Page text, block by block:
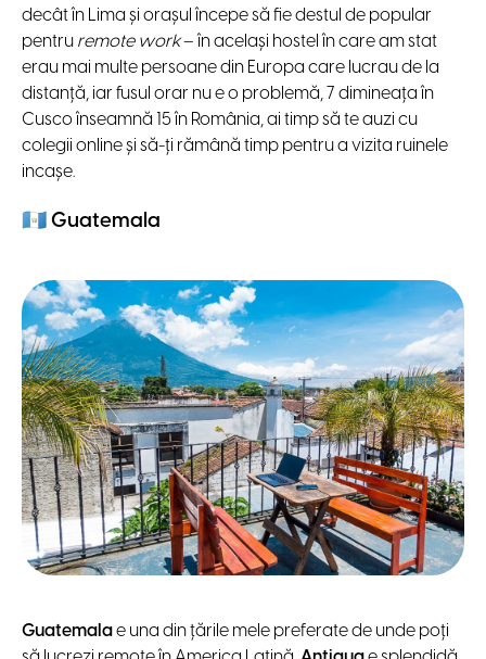
decât în Lima și orașul începe să fie destul de popular
pentru remote work– în același hostel în care am stat
erau mai multe persoane din Europa care lucrau de la
distanță, iar fusul orar nu e o problemă, 7 dimineața în
Cusco înseamnă 15 în România, ai timp să te auzi cu
colegii online și să-ți rămână timp pentru a vizita ruinele
incașe.
🇬🇹 Guatemala
Guatemalae una din țările mele preferate de unde poți